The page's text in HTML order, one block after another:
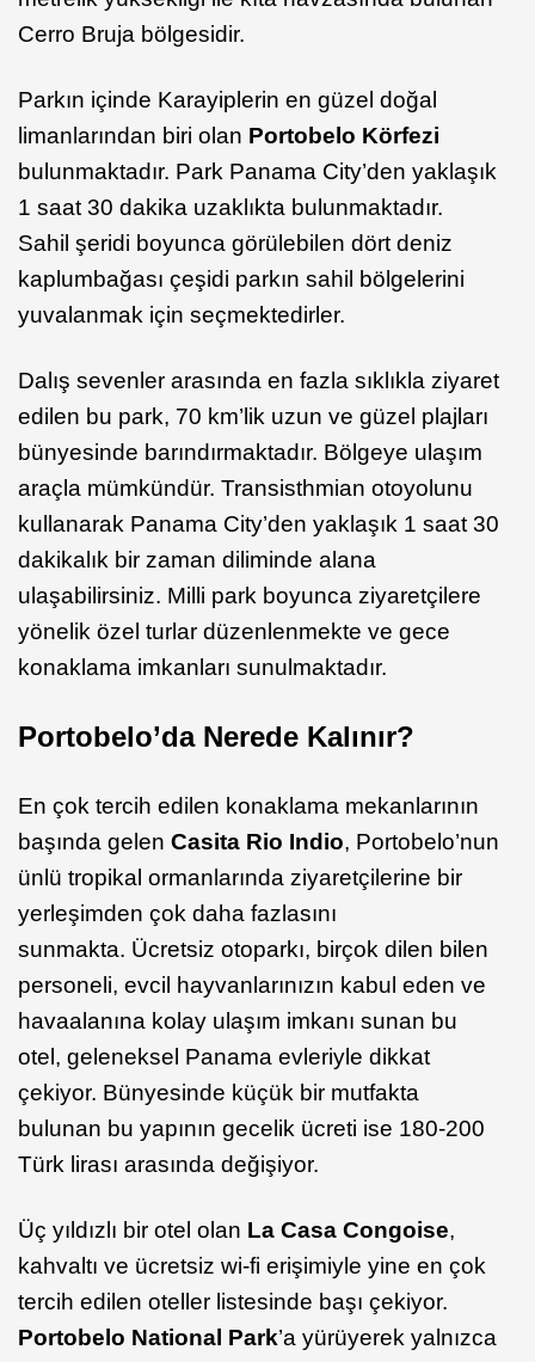
Cerro Bruja bölgesidir.
Parkın içinde Karayiplerin en güzel doğal
limanlarından biri olan Portobelo Körfezi
bulunmaktadır. Park Panama City’den yaklaşık
1 saat 30 dakika uzaklıkta bulunmaktadır.
Sahil şeridi boyunca görülebilen dört deniz
kaplumbağası çeşidi parkın sahil bölgelerini
yuvalanmak için seçmektedirler.
Dalış sevenler arasında en fazla sıklıkla ziyaret
edilen bu park, 70 km’lik uzun ve güzel plajları
bünyesinde barındırmaktadır. Bölgeye ulaşım
araçla mümkündür. Transisthmian otoyolunu
kullanarak Panama City’den yaklaşık 1 saat 30
dakikalık bir zaman diliminde alana
ulaşabilirsiniz. Milli park boyunca ziyaretçilere
yönelik özel turlar düzenlenmekte ve gece
konaklama imkanları sunulmaktadır.
Portobelo’da Nerede Kalınır?
En çok tercih edilen konaklama mekanlarının
başında gelen Casita Rio Indio, Portobelo’nun
ünlü tropikal ormanlarında ziyaretçilerine bir
yerleşimden çok daha fazlasını
sunmakta. Ücretsiz otoparkı, birçok dilen bilen
personeli, evcil hayvanlarınızın kabul eden ve
havaalanına kolay ulaşım imkanı sunan bu
otel, geleneksel Panama evleriyle dikkat
çekiyor. Bünyesinde küçük bir mutfakta
bulunan bu yapının gecelik ücreti ise 180-200
Türk lirası arasında değişiyor.
Üç yıldızlı bir otel olan La Casa Congoise,
kahvaltı ve ücretsiz wi-fi erişimiyle yine en çok
tercih edilen oteller listesinde başı çekiyor.
Portobelo National Park’a yürüyerek yalnızca